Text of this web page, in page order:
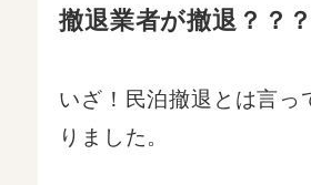
撤退業者が撤退？？？
いざ！民泊撤退とは言
りました。